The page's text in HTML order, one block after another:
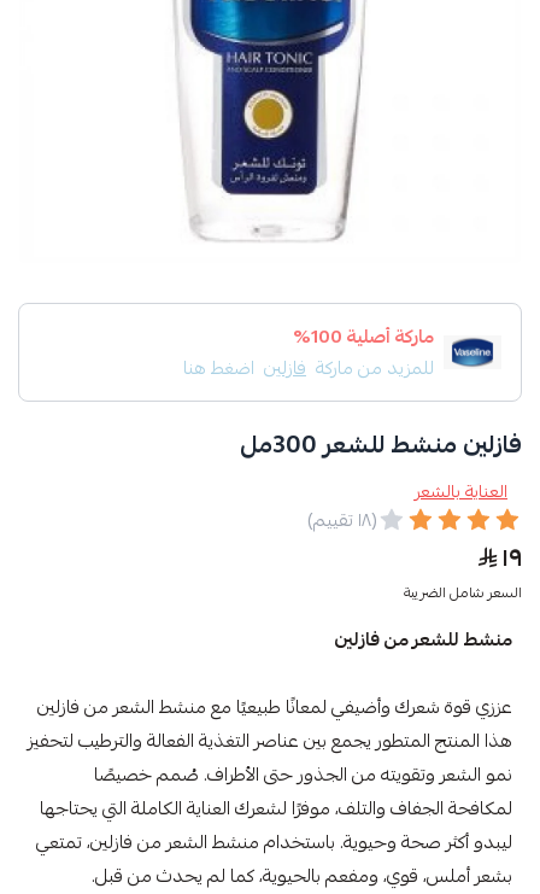
ماركة أصلية 100%
للمزيد من ماركة فازلين اضغط هنا
فازلين منشط للشعر 300مل
العناية بالشعر
(١٨ تقييم)
١٩
السعر شامل الضريبة
منشط للشعر من فازلين
عززي قوة شعرك وأضيفي لمعانًا طبيعيًا مع منشط الشعر من فازلين
هذا المنتج المتطور يجمع بين عناصر التغذية الفعالة والترطيب لتحفيز
نمو الشعر وتقويته من الجذور حتى الأطراف. صُمم خصيصًا
لمكافحة الجفاف والتلف، موفرًا لشعرك العناية الكاملة التي يحتاجها
ليبدو أكثر صحة وحيوية. باستخدام منشط الشعر من فازلين، تمتعي
بشعر أملس، قوي، ومفعم بالحيوية، كما لم يحدث من قبل.